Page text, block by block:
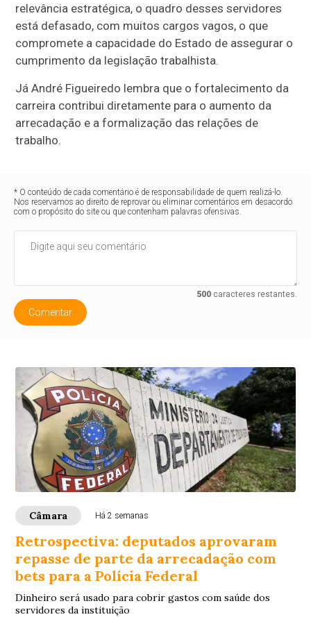
relevância estratégica, o quadro desses servidores
está defasado, com muitos cargos vagos, o que
compromete a capacidade do Estado de assegurar o
cumprimento da legislação trabalhista.
Já André Figueiredo lembra que o fortalecimento da
carreira contribui diretamente para o aumento da
arrecadação e a formalização das relações de
trabalho.
* O conteúdo de cada comentário é de responsabilidade de quem realizá-lo.
Nos reservamos ao direito de reprovar ou eliminar comentários em desacordo
com o propósito do site ou que contenham palavras ofensivas.
500caracteres restantes.
Comentar
Câmara Há 2 semanas
Retrospectiva: deputados aprovaram
repasse de parte da arrecadação com
bets para a Polícia Federal
Dinheiro será usado para cobrir gastos com saúde dos
servidores da instituição